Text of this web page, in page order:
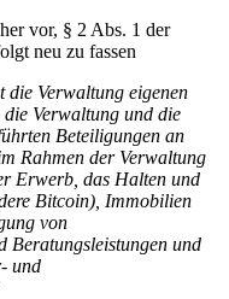
vor, § 2 Abs. 1 der
neu zu fassen
die Verwaltung eigenen
die Verwaltung und die
Beteiligungen an
Rahmen der Verwaltung
Erwerb, das Halten und
Bitcoin), Immobilien
von
Beratungsleistungen und
und